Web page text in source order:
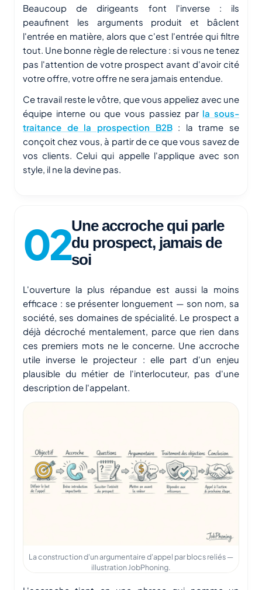
Beaucoup de dirigeants font l'inverse : ils
peaufinent les arguments produit et bâclent
l'entrée en matière, alors que c'est l'entrée qui filtre
tout. Une bonne règle de relecture : si vous ne tenez
pas l'attention de votre prospect avant d'avoir cité
votre offre, votre offre ne sera jamais entendue.
Ce travail reste le vôtre, que vous appeliez avec une
équipe interne ou que vous passiez par la sous-
traitance de la prospection B2B: la trame se
conçoit chez vous, à partir de ce que vous savez de
vos clients. Celui qui appelle l'applique avec son
style, il ne la devine pas.
Une accroche qui parle
du prospect, jamais de
soi
L'ouverture la plus répandue est aussi la moins
efficace : se présenter longuement — son nom, sa
société, ses domaines de spécialité. Le prospect a
déjà décroché mentalement, parce que rien dans
ces premiers mots ne le concerne. Une accroche
utile inverse le projecteur : elle part d'un enjeu
plausible du métier de l'interlocuteur, pas d'une
description de l'appelant.
La construction d'un argumentaire d'appel par blocs reliés —
illustration JobPhoning.